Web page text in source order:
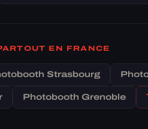
EN FRANCE
Strasbourg
Photobooth Grenoble